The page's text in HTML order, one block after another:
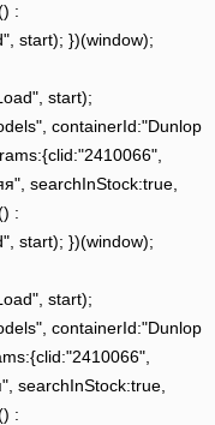
:
start); })(window);
start);
containerId:"Dunlop
searchInStock:true,
:
start); })(window);
start);
containerId:"Dunlop
searchInStock:true,
: